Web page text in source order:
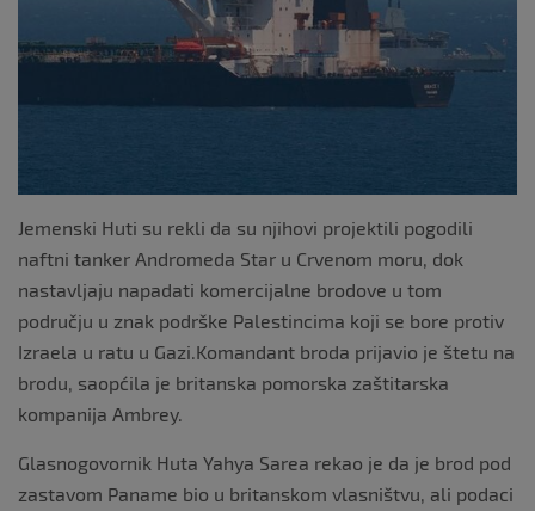
Jemenski Huti su rekli da su njihovi projektili pogodili
naftni tanker Andromeda Star u Crvenom moru, dok
nastavljaju napadati komercijalne brodove u tom
području u znak podrške Palestincima koji se bore protiv
Izraela u ratu u Gazi.Komandant broda prijavio je štetu na
brodu, saopćila je britanska pomorska zaštitarska
kompanija Ambrey.
Glasnogovornik Huta Yahya Sarea rekao je da je brod pod
zastavom Paname bio u britanskom vlasništvu, ali podaci